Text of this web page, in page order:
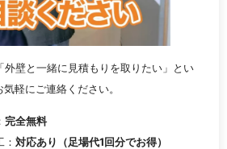
外壁と一緒に見積もりを取りたい」とい
軽にご連絡ください。
完全無料
対応あり（足場代1回分でお得）